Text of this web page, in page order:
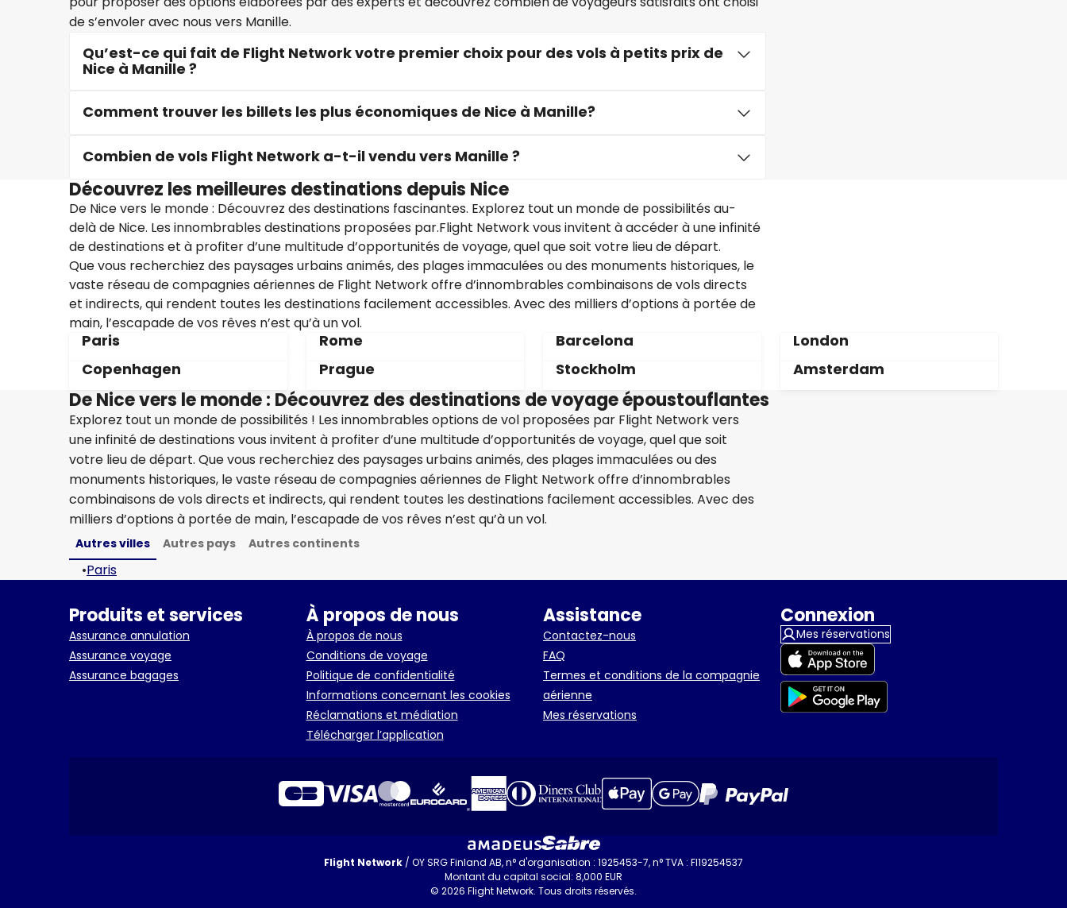
de s’envoler avec nous vers Manille.
Qu’est-ce qui fait de Flight Network votre premier choix pour des vols à petits prix de
Nice à Manille ?
Comment trouver les billets les plus économiques de Nice à Manille?
Combien de vols Flight Network a-t-il vendu vers Manille ?
Découvrez les meilleures destinations depuis Nice
De Nice vers le monde : Découvrez des destinations fascinantes. Explorez tout un monde de possibilités au-
delà de Nice. Les innombrables destinations proposées par.Flight Network vous invitent à accéder à une infinité
de destinations et à profiter d’une multitude d’opportunités de voyage, quel que soit votre lieu de départ.
Que vous recherchiez des paysages urbains animés, des plages immaculées ou des monuments historiques, le
vaste réseau de compagnies aériennes de Flight Network offre d’innombrables combinaisons de vols directs
et indirects, qui rendent toutes les destinations facilement accessibles. Avec des milliers d’options à portée de
main, l’escapade de vos rêves n’est qu’à un vol.
Paris Rome Barcelona
London
Copenhagen
Prague Stockholm Amsterdam
De Nice vers le monde : Découvrez des destinations de voyage époustouflantes
Explorez tout un monde de possibilités ! Les innombrables options de vol proposées par Flight Network vers
une infinité de destinations vous invitent à profiter d’une multitude d’opportunités de voyage, quel que soit
votre lieu de départ. Que vous recherchiez des paysages urbains animés, des plages immaculées ou des
monuments historiques, le vaste réseau de compagnies aériennes de Flight Network offre d’innombrables
combinaisons de vols directs et indirects, qui rendent toutes les destinations facilement accessibles. Avec des
milliers d’options à portée de main, l’escapade de vos rêves n’est qu’à un vol.
Autres villes Autres pays Autres continents
•Paris
Produits et services
Assurance annulation
Assurance voyage
Assurance bagages
À propos de nous
À propos de nous
Conditions de voyage
Politique de confidentialité
Informations concernant les cookies
Réclamations et médiation
Télécharger l’application
Assistance
Contactez-nous
FAQ
Termes et conditions de la compagnie
aérienne
Mes réservations
Connexion
Mes réservations
Flight Network / OY SRG Finland AB, n° d'organisation : 1925453-7, n° TVA : FI19254537
Montant du capital social: 8,000 EUR
© 2026 Flight Network. Tous droits réservés.